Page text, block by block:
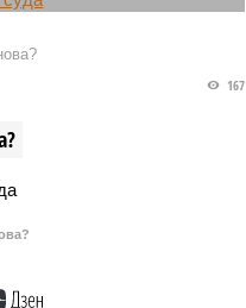
подозреваемых в
не стали
вступило в силу.
167